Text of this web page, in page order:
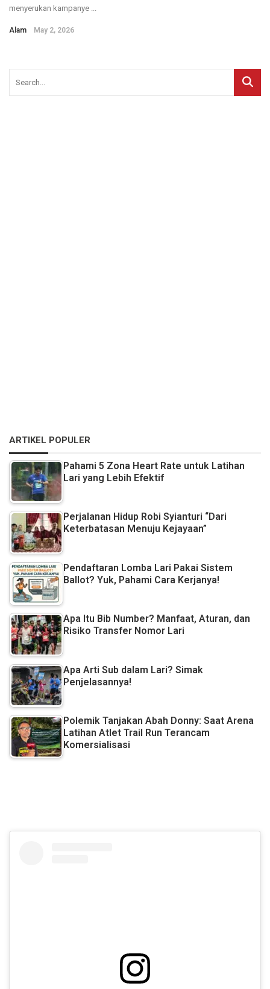
menyerukan kampanye ...
Alam May 2, 2026
ARTIKEL POPULER
Pahami 5 Zona Heart Rate untuk Latihan
Lari yang Lebih Efektif
Perjalanan Hidup Robi Syianturi “Dari
Keterbatasan Menuju Kejayaan”
Pendaftaran Lomba Lari Pakai Sistem
Ballot? Yuk, Pahami Cara Kerjanya!
Apa Itu Bib Number? Manfaat, Aturan, dan
Risiko Transfer Nomor Lari
Apa Arti Sub dalam Lari? Simak
Penjelasannya!
Polemik Tanjakan Abah Donny: Saat Arena
Latihan Atlet Trail Run Terancam
Komersialisasi